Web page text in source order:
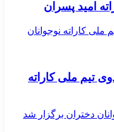
امید پسران
کاراته نوجوانان
تیم ملی کاراته
دختران برگزار شد